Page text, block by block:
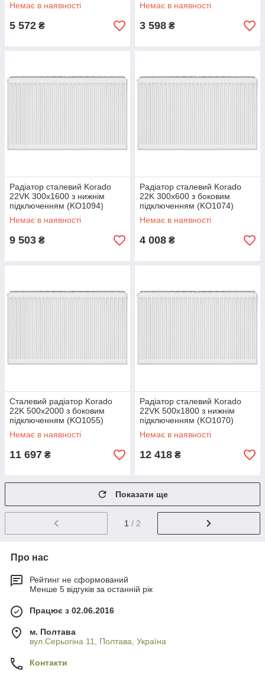
Немає в наявності
5 572 ₴
Немає в наявності
3 598 ₴
Радіатор сталевий Korado
22VK 300x1600 з нижнім
підключенням (KO1094)
Немає в наявності
9 503 ₴
Радіатор сталевий Korado
22K 300x600 з боковим
підключенням (KO1074)
Немає в наявності
4 008 ₴
Сталевий радіатор Korado
22K 500x2000 з боковим
підключенням (KO1055)
Немає в наявності
11 697 ₴
Радіатор сталевий Korado
22VK 500x1800 з нижнім
підключенням (KO1070)
Немає в наявності
12 418 ₴
Показати ще
1 / 2
Про нас
Рейтинг не сформований
Менше 5 відгуків за останній рік
Працює з 02.06.2016
м. Полтава
вул.Серьогіна 11, Полтава, Україна
Контакти